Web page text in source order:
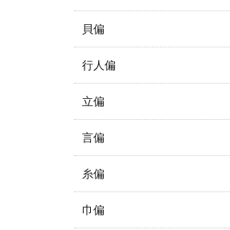
貝偏
行人偏
立偏
言偏
糸偏
巾偏